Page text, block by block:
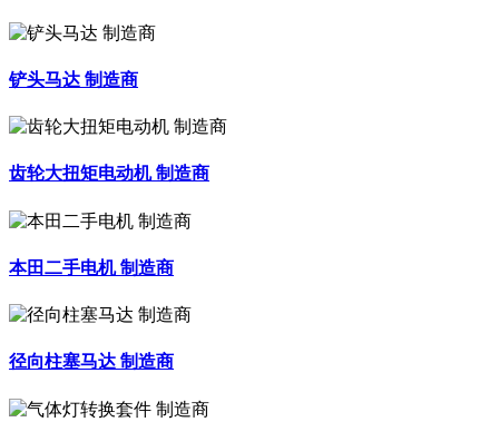
铲头马达 制造商
齿轮大扭矩电动机 制造商
本田二手电机 制造商
径向柱塞马达 制造商